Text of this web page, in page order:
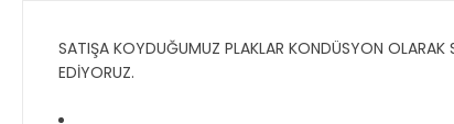
SATIŞA KOYDUĞUMUZ PLAKLAR KONDÜSYON OLARAK
EDİYORUZ.